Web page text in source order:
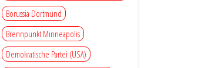
Borussia Dortmund
Brennpunkt Minneapolis
Demokratische Partei (USA)